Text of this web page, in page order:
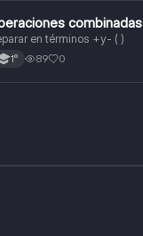
Matemáticas combinadas
en términos +y- ( )
1° 89 0